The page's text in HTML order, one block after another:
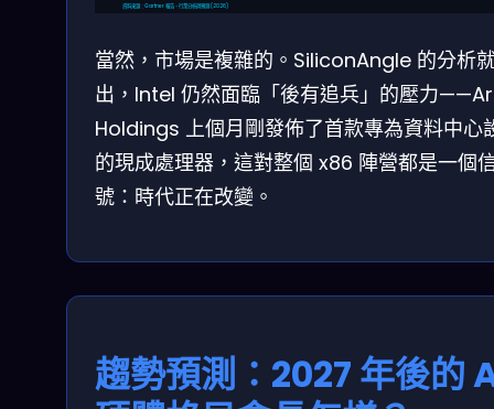
資料來源：Gartner 報告、行業分析師預測 (2026)
當然，市場是複雜的。SiliconAngle 的分析
出，Intel 仍然面臨「後有追兵」的壓力
Holdings 上個月剛發佈了首款專為資料中心
的現成處理器，這對整個 x86 陣營都是一個
號：時代正在改變。
趨勢預測：2027 年後的